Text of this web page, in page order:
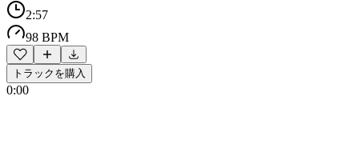
2:57
98 BPM
トラックを購入
0:00